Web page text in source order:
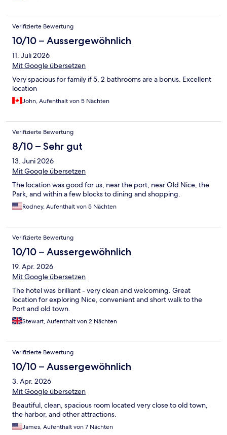
Verifizierte Bewertung
10/10 – Aussergewöhnlich
11. Juli 2026
Mit Google übersetzen
Very spacious for family if 5, 2 bathrooms are a bonus. Excellent
location
John, Aufenthalt von 5 Nächten
Verifizierte Bewertung
8/10 – Sehr gut
13. Juni 2026
Mit Google übersetzen
The location was good for us, near the port, near Old Nice, the
Park, and within a few blocks to dining and shopping.
Rodney, Aufenthalt von 5 Nächten
Verifizierte Bewertung
10/10 – Aussergewöhnlich
19. Apr. 2026
Mit Google übersetzen
The hotel was brilliant - very clean and welcoming. Great
location for exploring Nice, convenient and short walk to the
Port and old town.
Stewart, Aufenthalt von 2 Nächten
Verifizierte Bewertung
10/10 – Aussergewöhnlich
3. Apr. 2026
Mit Google übersetzen
Beautiful, clean, spacious room located very close to old town,
the harbor, and other attractions.
James, Aufenthalt von 7 Nächten